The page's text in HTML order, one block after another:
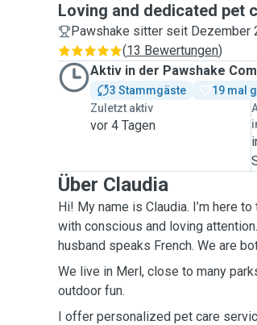
Loving and dedicated pet
Pawshake sitter seit Dezember
(13 Bewertungen)
Aktiv in der Pawshake
3 Stammgäste
19 mal
Zuletzt aktiv
vor 4 Tagen
Über Claudia
Hi! My name is Claudia. I’m here
with conscious and loving
husband speaks French. We are
We live in Merl, close to many
outdoor fun.
I offer personalized pet care